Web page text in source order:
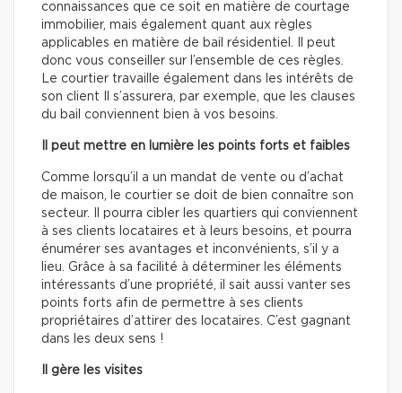
connaissances que ce soit en matière de courtage
immobilier, mais également quant aux règles
applicables en matière de bail résidentiel. Il peut
donc vous conseiller sur l’ensemble de ces règles.
Le courtier travaille également dans les intérêts de
son client Il s’assurera, par exemple, que les clauses
du bail conviennent bien à vos besoins.
Il peut mettre en lumière les points forts et faibles
Comme lorsqu’il a un mandat de vente ou d’achat
de maison, le courtier se doit de bien connaître son
secteur. Il pourra cibler les quartiers qui conviennent
à ses clients locataires et à leurs besoins, et pourra
énumérer ses avantages et inconvénients, s’il y a
lieu. Grâce à sa facilité à déterminer les éléments
intéressants d’une propriété, il sait aussi vanter ses
points forts afin de permettre à ses clients
propriétaires d’attirer des locataires. C’est gagnant
dans les deux sens !
Il gère les visites